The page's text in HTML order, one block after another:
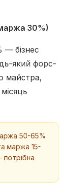
30%)
бізнес
який форс-
майстра,
50-65%
маржа 15-